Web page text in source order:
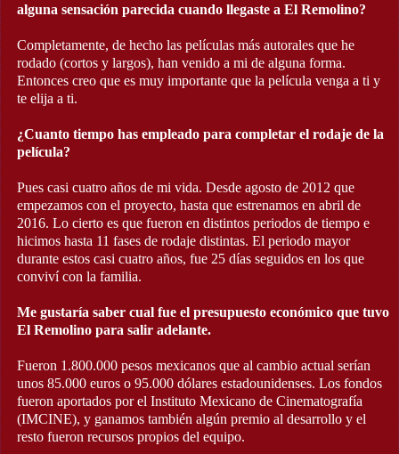
alguna sensación parecida cuando llegaste a El Remolino?
Completamente, de hecho las películas más autorales que he
rodado (cortos y largos), han venido a mi de alguna forma.
Entonces creo que es muy importante que la película venga a ti y
te elija a ti.
¿Cuanto tiempo has empleado para completar el rodaje de la
película?
Pues casi cuatro años de mi vida. Desde agosto de 2012 que
empezamos con el proyecto, hasta que estrenamos en abril de
2016. Lo cierto es que fueron en distintos periodos de tiempo e
hicimos hasta 11 fases de rodaje distintas. El periodo mayor
durante estos casi cuatro años, fue 25 días seguidos en los que
conviví con la familia.
Me gustaría saber cual fue el presupuesto económico que tuvo
El Remolino para salir adelante.
Fueron 1.800.000 pesos mexicanos que al cambio actual serían
unos 85.000 euros o 95.000 dólares estadounidenses. Los fondos
fueron aportados por el Instituto Mexicano de Cinematografía
(IMCINE), y ganamos también algún premio al desarrollo y el
resto fueron recursos propios del equipo.